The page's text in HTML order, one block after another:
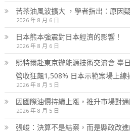
苦茶油風波擴大 ，學者指出：原因
2026 年 8 月 6 日
日本熊本強震對日本經濟的影響！
2026 年 8 月 6 日
熙特爾赴東京辦能源技術交流會
營收狂飆1,508% 日本示範案場上線
2026 年 8 月 5 日
因國際油價持續上漲，推升市場對
2026 年 8 月 5 日
張峻：決算不是結案，而是縣政改